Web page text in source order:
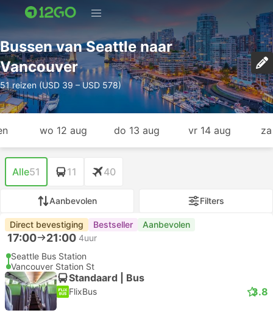
Bussen van Seattle naar
Vancouver
51 reizen (USD 39 – USD 578)
wo 12 aug do 13 aug vr 14 aug
Alle51 11 40
Aanbevolen Filters
Direct bevestiging Bestseller Aanbevolen
17:00 21:00 4uur
Seattle Bus Station
Vancouver Station St
Standaard | Bus
FlixBus 3.8